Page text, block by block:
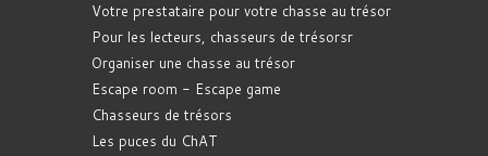
Votre prestataire pour votre chasse au trésor
Pour les lecteurs, chasseurs de trésorsr
Organiser une chasse au trésor
Escape room - Escape game
Chasseurs de trésors
Les puces du ChAT